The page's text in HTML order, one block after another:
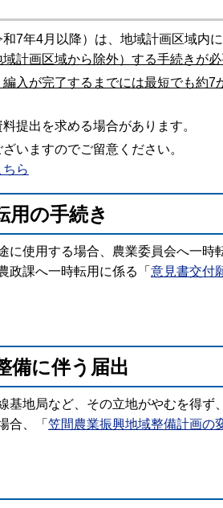
7年4月以降）は、地域計画区域内
計画区域から除外）する手続きが
入が完了するまでには最短でも約7
提出を求める場合があります。
いますのでご留意ください。
ちら
用の手続き
使用する場合、農業委員会へ一時
政課へ一時転用に係る「 意見書交付
備に伴う届出
地局など、その立地がやむを得ず
合、「 笠間農業振興地域整備計画の